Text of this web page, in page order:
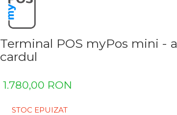
Terminal POS myPos mini -
cardul
1.780,00 RON
STOC EPUIZAT